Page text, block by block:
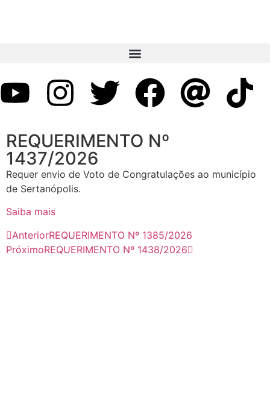
REQUERIMENTO Nº
1437/2026
Requer envio de Voto de Congratulações ao município
de Sertanópolis.
Saiba mais
AnteriorREQUERIMENTO Nº 1385/2026
PróximoREQUERIMENTO Nº 1438/2026